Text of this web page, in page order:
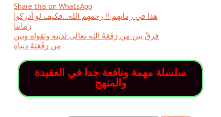
Share this on WhatsApp
هذا في زمانهم !! رحمهم الله…فكيف لو أدركوا
زماننا
فرقٌ بين من رَفَعَهُ الله تعالى لدينه وتقواه وبين
من رَفَعَتهُ دنياه
سلسلة مهمة ونافعة جدا في العقيدة
والمنهج